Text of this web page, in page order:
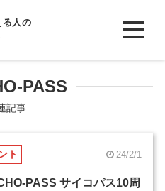
る人の
PASS
記事
ト 24/2/1
PASS サイコパス10周